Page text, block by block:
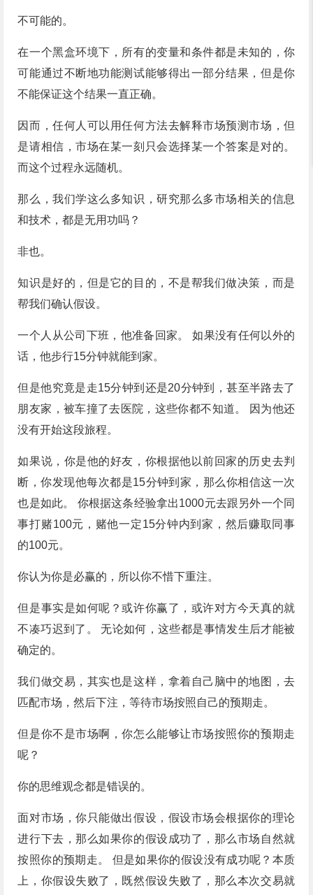
不可能的。
在一个黑盒环境下，所有的变量和条件都是未知的，你
可能通过不断地功能测试能够得出一部分结果，但是你
不能保证这个结果一直正确。
因而，任何人可以用任何方法去解释市场预测市场，但
是请相信，市场在某一刻只会选择某一个答案是对的。
而这个过程永远随机。
那么，我们学这么多知识，研究那么多市场相关的信息
和技术，都是无用功吗？
非也。
知识是好的，但是它的目的，不是帮我们做决策，而是
帮我们确认假设。
一个人从公司下班，他准备回家。 如果没有任何以外的
话，他步行15分钟就能到家。
但是他究竟是走15分钟到还是20分钟到，甚至半路去了
朋友家，被车撞了去医院，这些你都不知道。 因为他还
没有开始这段旅程。
如果说，你是他的好友，你根据他以前回家的历史去判
断，你发现他每次都是15分钟到家，那么你相信这一次
也是如此。 你根据这条经验拿出1000元去跟另外一个同
事打赌100元，赌他一定15分钟内到家，然后赚取同事
的100元。
你认为你是必赢的，所以你不惜下重注。
但是事实是如何呢？或许你赢了，或许对方今天真的就
不凑巧迟到了。 无论如何，这些都是事情发生后才能被
确定的。
我们做交易，其实也是这样，拿着自己脑中的地图，去
匹配市场，然后下注，等待市场按照自己的预期走。
但是你不是市场啊，你怎么能够让市场按照你的预期走
呢？
你的思维观念都是错误的。
面对市场，你只能做出假设，假设市场会根据你的理论
进行下去，那么如果你的假设成功了，那么市场自然就
按照你的预期走。 但是如果你的假设没有成功呢？本质
上，你假设失败了，既然假设失败了，那么本次交易就